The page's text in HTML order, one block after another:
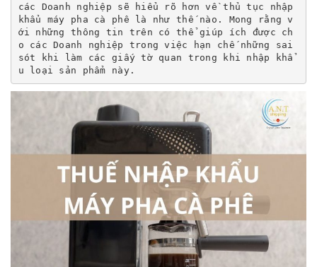
các Doanh nghiệp sẽ hiểu rõ hơn về thủ tục nhập
khẩu máy pha cà phê là như thế nào. Mong rằng v
ới những thông tin trên có thể giúp ích được ch
o các Doanh nghiệp trong việc hạn chế những sai
sót khi làm các giấy tờ quan trong khi nhập khẩ
u loại sản phẩm này.